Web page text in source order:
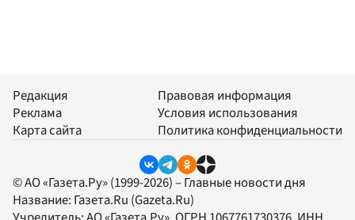
Редакция
Реклама
Карта сайта
Правовая информация
Условия использования
Политика конфиденциальности
© АО «Газета.Ру» (1999-2026) – Главные новости дня
Название: Газета.Ru (Gazeta.Ru)